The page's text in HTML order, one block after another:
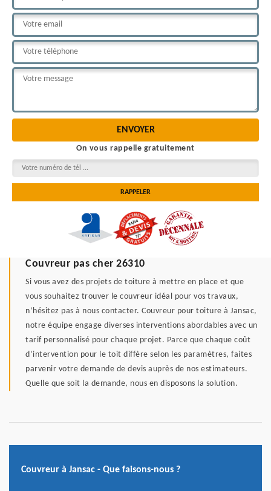
On vous rappelle gratuitement
Couvreur pas cher 26310
Si vous avez des projets de toiture à mettre en place et que
vous souhaitez trouver le couvreur idéal pour vos travaux,
n’hésitez pas à nous contacter. Couvreur pour toiture à Jansac,
notre équipe engage diverses interventions abordables avec un
tarif personnalisé pour chaque projet. Parce que chaque coût
d’intervention pour le toit diffère selon les paramètres, faites
parvenir votre demande de devis auprès de nos estimateurs.
Quelle que soit la demande, nous en disposons la solution.
Couvreur à Jansac - Que faisons-nous ?